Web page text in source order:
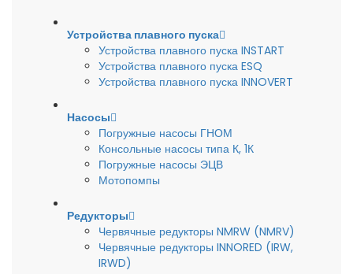
Устройства плавного пуска
Устройства плавного пуска INSTART
Устройства плавного пуска ESQ
Устройства плавного пуска INNOVERT
Насосы
Погружные насосы ГНОМ
Консольные насосы типа К, 1К
Погружные насосы ЭЦВ
Мотопомпы
Редукторы
Червячные редукторы NMRW (NMRV)
Червячные редукторы INNORED (IRW,
IRWD)